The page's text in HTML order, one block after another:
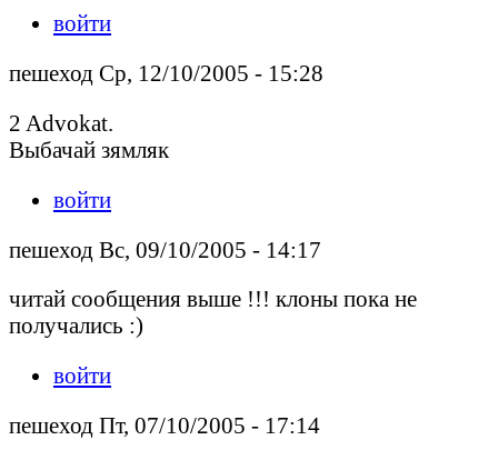
войти
пешеход Ср, 12/10/2005 - 15:28
2 Advokat.
Выбачай зямляк
войти
пешеход Вс, 09/10/2005 - 14:17
читай сообщения выше !!! клоны пока не
получались :)
войти
пешеход Пт, 07/10/2005 - 17:14